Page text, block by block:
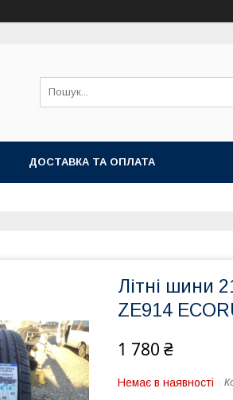
ДОСТАВКА ТА ОПЛАТА
Літні шини
ZE914
1 780 ₴
Немає в наявності